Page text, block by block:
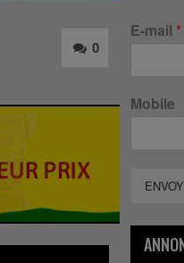
0
E-mail *
Mobile